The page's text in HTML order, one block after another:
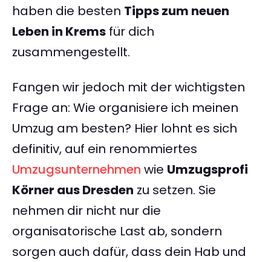
haben die besten Tipps zum neuen
Leben in Krems für dich
zusammengestellt.
Fangen wir jedoch mit der wichtigsten
Frage an: Wie organisiere ich meinen
Umzug am besten? Hier lohnt es sich
definitiv, auf ein renommiertes
Umzugsunternehmen wie Umzugsprofi
Körner aus Dresden zu setzen. Sie
nehmen dir nicht nur die
organisatorische Last ab, sondern
sorgen auch dafür, dass dein Hab und